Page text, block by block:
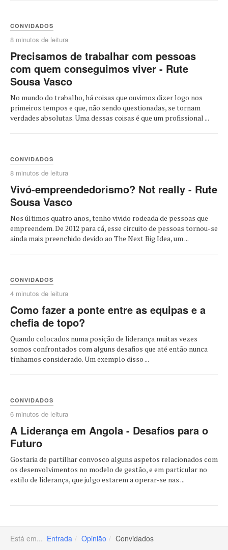
CONVIDADOS
8 minutos de leitura
Precisamos de trabalhar com pessoas
com quem conseguimos viver - Rute
Sousa Vasco
No mundo do trabalho, há coisas que ouvimos dizer logo nos
primeiros tempos e que, não sendo questionadas, se tornam
verdades absolutas. Uma dessas coisas é que um profissional ...
CONVIDADOS
8 minutos de leitura
Vivó-empreendedorismo? Not really - Rute
Sousa Vasco
Nos últimos quatro anos, tenho vivido rodeada de pessoas que
empreendem. De 2012 para cá, esse circuito de pessoas tornou-se
ainda mais preenchido devido ao The Next Big Idea, um ...
CONVIDADOS
4 minutos de leitura
Como fazer a ponte entre as equipas e a
chefia de topo?
Quando colocados numa posição de liderança muitas vezes
somos confrontados com alguns desafios que até então nunca
tínhamos considerado. Um exemplo disso ...
CONVIDADOS
6 minutos de leitura
A Liderança em Angola - Desafios para o
Futuro
Gostaria de partilhar convosco alguns aspetos relacionados com
os desenvolvimentos no modelo de gestão, e em particular no
estilo de liderança, que julgo estarem a operar-se nas ...
Está em... Entrada Opinião Convidados